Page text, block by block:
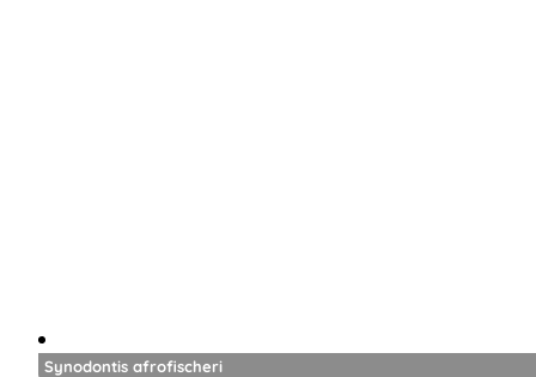
Synodontis afrofischeri